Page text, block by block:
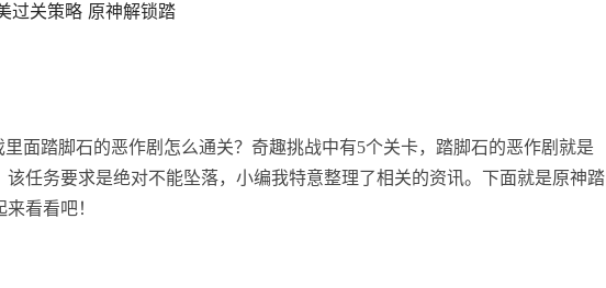
过关策略 原神解锁踏
面踏脚石的恶作剧怎么通关？奇趣挑战中有5个关卡，踏脚石的恶作剧就是
任务要求是绝对不能坠落，小编我特意整理了相关的资讯。下面就是原神踏
看看吧！